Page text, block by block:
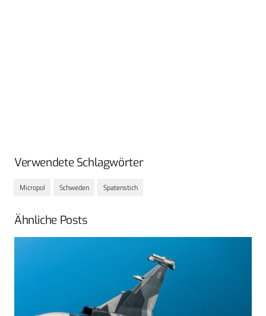
Verwendete Schlagwörter
Micropol Schweden Spatenstich
Ähnliche Posts